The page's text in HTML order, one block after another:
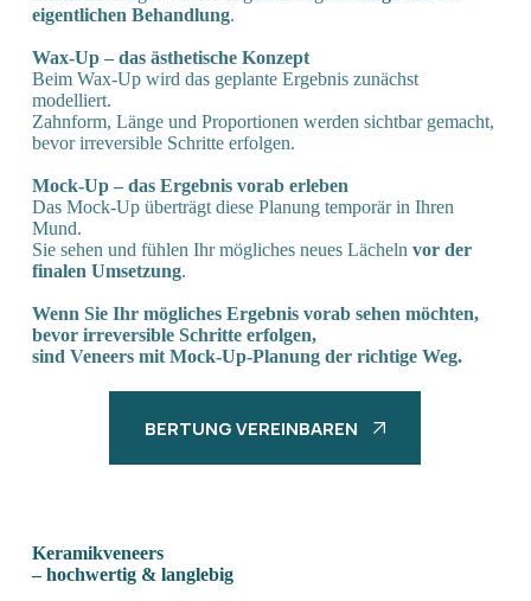
eigentlichen Behandlung.
Wax-Up – das ästhetische Konzept
Beim Wax-Up wird das geplante Ergebnis zunächst
modelliert.
Zahnform, Länge und Proportionen werden sichtbar gemacht,
bevor irreversible Schritte erfolgen.
Mock-Up – das Ergebnis vorab erleben
Das Mock-Up überträgt diese Planung temporär in Ihren
Mund.
Sie sehen und fühlen Ihr mögliches neues Lächeln vor der
finalen Umsetzung.
Wenn Sie Ihr mögliches Ergebnis vorab sehen möchten,
bevor irreversible Schritte erfolgen,
sind Veneers mit Mock-Up-Planung der richtige Weg.
BERTUNG VEREINBAREN
Keramik­­veneers
– hochwertig & langlebig